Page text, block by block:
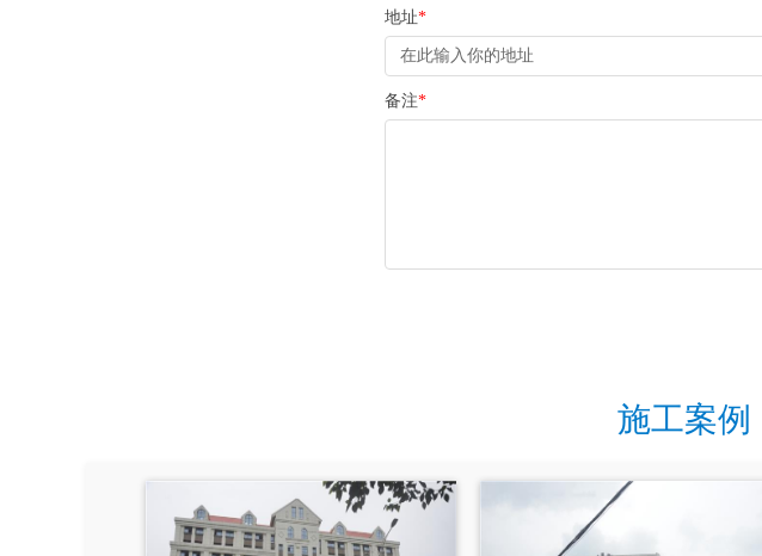
地址*
备注*
施工案例